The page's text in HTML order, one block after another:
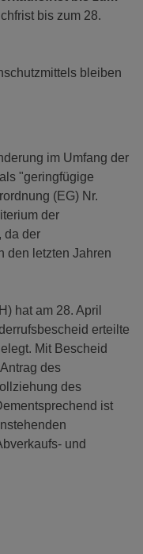
bis zum 28.
bleiben
im Umfang der
"geringfügige
(EG) Nr.
der
da der
den letzten Jahren
hat am 28. April
erteilte
Mit Bescheid
des
des
ist
und